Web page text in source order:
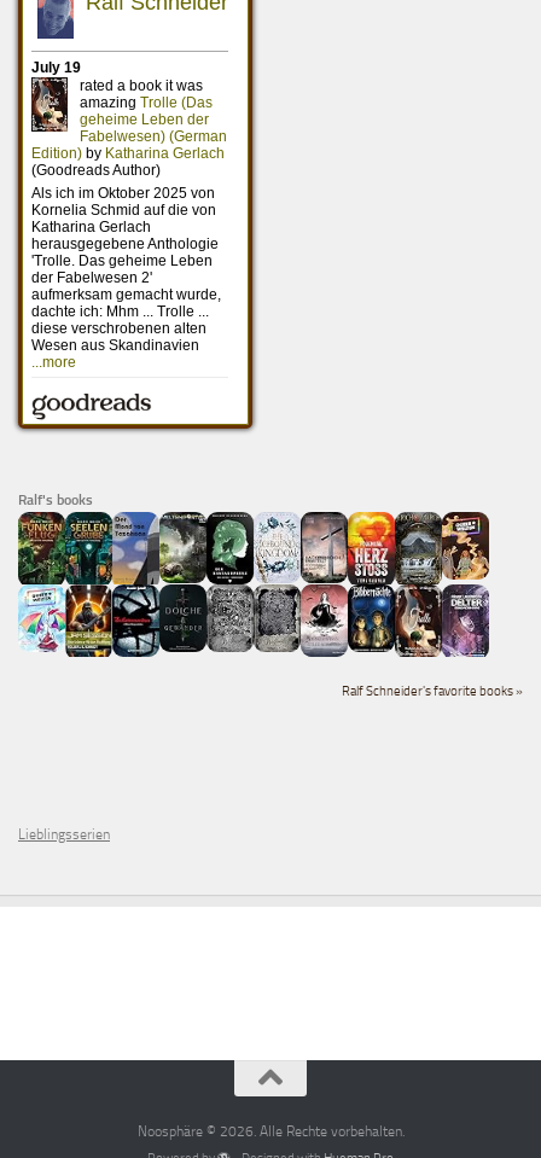
Ralf's books
Ralf Schneider's favorite books »
Lieblingsserien
Noosphäre © 2026. Alle Rechte vorbehalten.